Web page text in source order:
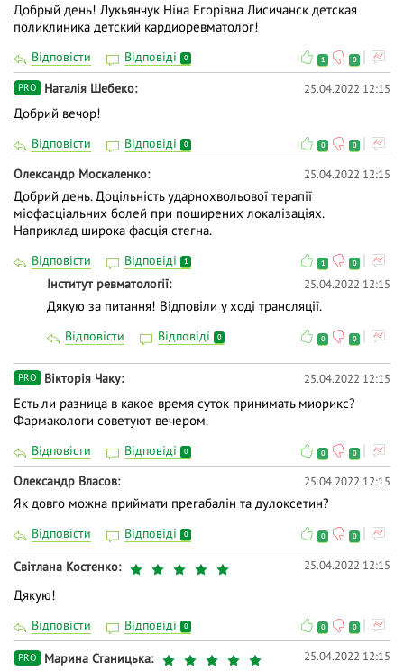
Добрый день! Лукьянчук Нiна Егорiвна Лисичанск детская
поликлиника детский кардиоревматолог!
Відповісти Відповіді 0 1 0
PRO Наталія Шебеко 25.04.2022 12:15
Добрий вечор!
Відповісти Відповіді 0 0 0
Олександр Москаленко 25.04.2022 12:15
Добрий день. Доцільність ударнохвольової терапії
міофасціальних болей при поширених локалізаціях.
Наприклад широка фасція стегна.
Відповісти Відповіді 1 1 0
Інститут ревматології 25.04.2022 12:15
Дякую за питання! Відповіли у ході трансляції.
Відповісти Відповіді 0 0 0
PRO Вiкторiя Чаку 25.04.2022 12:15
Есть ли разница в какое время суток принимать миорикс?
Фармакологи советуют вечером.
Відповісти Відповіді 0 0 0
Олександр Власов 25.04.2022 12:15
Як довго можна приймати прегабалін та дулоксетин?
Відповісти Відповіді 0 0 0
Світлана Костенко 25.04.2022 12:15
Дякую!
Відповісти Відповіді 0 0 0
PRO Марина Станицька 25.04.2022 12:15